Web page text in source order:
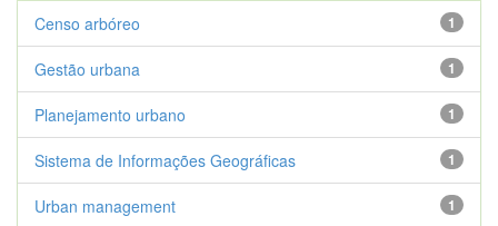
1
Censo arbóreo
1
Gestão urbana
1
Planejamento urbano
1
Sistema de Informações Geográficas
1
Urban management